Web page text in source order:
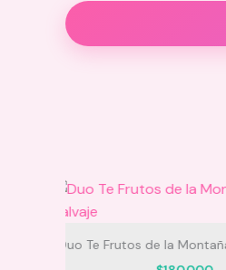
$33.000